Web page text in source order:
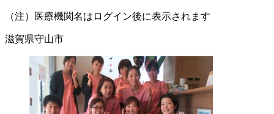
（注）医療機関名はログイン後に表示されます
滋賀県守山市